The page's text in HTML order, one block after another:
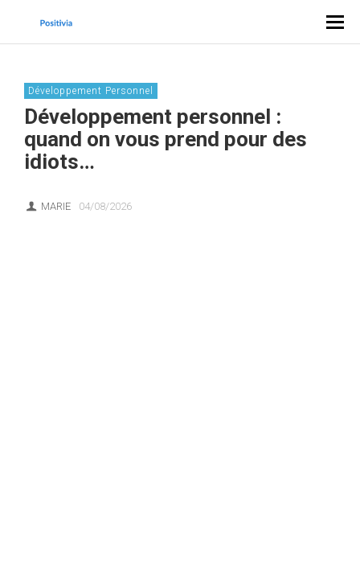
Développement Personnel
Développement personnel :
quand on vous prend pour des
idiots…
MARIE 04/08/2026